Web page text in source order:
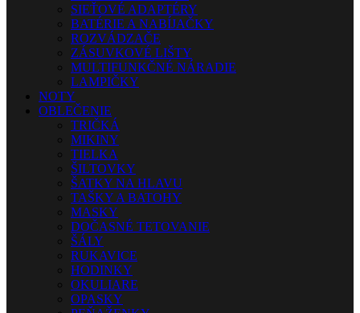
SIEŤOVÉ ADAPTÉRY
BATÉRIE A NABÍJAČKY
ROZVÁDZAČE
ZÁSUVKOVÉ LIŠTY
MULTIFUNKČNÉ NÁRADIE
LAMPIČKY
NOTY
OBLEČENIE
TRIČKÁ
MIKINY
TIELKA
ŠILTOVKY
ŠATKY NA HLAVU
TAŠKY A BATOHY
MASKY
DOČASNÉ TETOVANIE
ŠÁLY
RUKAVICE
HODINKY
OKULIARE
OPASKY